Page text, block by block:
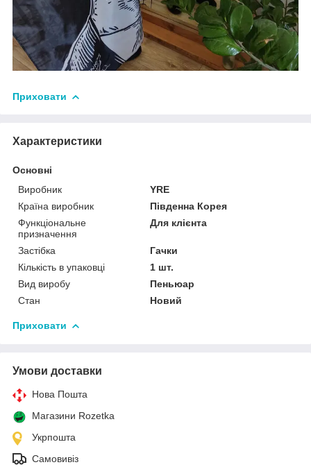
Приховати
Характеристики
Основні
Виробник
YRE
Країна виробник
Південна Корея
Функціональне
призначення
Для клієнта
Застібка
Гачки
Кількість в упаковці
1 шт.
Вид виробу
Пеньюар
Стан
Новий
Приховати
Умови доставки
Нова Пошта
Магазини Rozetka
Укрпошта
Самовивіз